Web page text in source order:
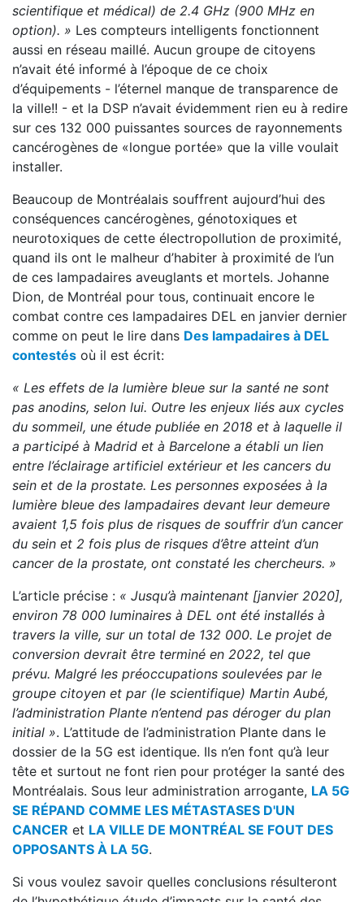
scientifique et médical) de 2.4 GHz (900 MHz en
option). » Les compteurs intelligents fonctionnent
aussi en réseau maillé. Aucun groupe de citoyens
n’avait été informé à l’époque de ce choix
d’équipements - l’éternel manque de transparence de
la ville!! - et la DSP n’avait évidemment rien eu à redire
sur ces 132 000 puissantes sources de rayonnements
cancérogènes de «longue portée» que la ville voulait
installer.
Beaucoup de Montréalais souffrent aujourd’hui des
conséquences cancérogènes, génotoxiques et
neurotoxiques de cette électropollution de proximité,
quand ils ont le malheur d’habiter à proximité de l’un
de ces lampadaires aveuglants et mortels. Johanne
Dion, de Montréal pour tous, continuait encore le
combat contre ces lampadaires DEL en janvier dernier
comme on peut le lire dans Des lampadaires à DEL
contestés où il est écrit:
« Les effets de la lumière bleue sur la santé ne sont
pas anodins, selon lui. Outre les enjeux liés aux cycles
du sommeil, une étude publiée en 2018 et à laquelle il
a participé à Madrid et à Barcelone a établi un lien
entre l’éclairage artificiel extérieur et les cancers du
sein et de la prostate. Les personnes exposées à la
lumière bleue des lampadaires devant leur demeure
avaient 1,5 fois plus de risques de souffrir d’un cancer
du sein et 2 fois plus de risques d’être atteint d’un
cancer de la prostate, ont constaté les chercheurs. »
L’article précise : « Jusqu’à maintenant [janvier 2020],
environ 78 000 luminaires à DEL ont été installés à
travers la ville, sur un total de 132 000. Le projet de
conversion devrait être terminé en 2022, tel que
prévu. Malgré les préoccupations soulevées par le
groupe citoyen et par (le scientifique) Martin Aubé,
l’administration Plante n’entend pas déroger du plan
initial ». L’attitude de l’administration Plante dans le
dossier de la 5G est identique. Ils n’en font qu’à leur
tête et surtout ne font rien pour protéger la santé des
Montréalais. Sous leur administration arrogante, LA 5G
SE RÉPAND COMME LES MÉTASTASES D'UN
CANCER et LA VILLE DE MONTRÉAL SE FOUT DES
OPPOSANTS À LA 5G.
Si vous voulez savoir quelles conclusions résulteront